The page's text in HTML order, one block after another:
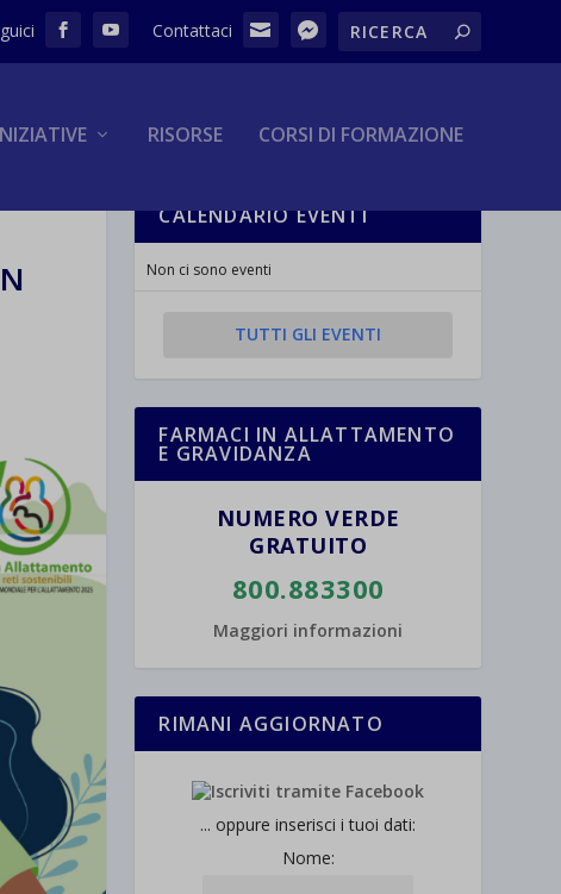
RISORSE CORSI DI FORMAZIONE
CALENDARIO EVENTI
Non ci sono eventi
TUTTI GLI EVENTI
FARMACI IN ALLATTAMENTO
E GRAVIDANZA
NUMERO VERDE
GRATUITO
800.883300
Maggiori informazioni
RIMANI AGGIORNATO
... oppure inserisci i tuoi dati:
Nome: